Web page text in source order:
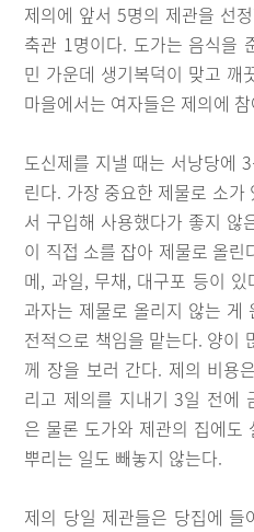
제의에 앞서 5명의 제관을 선
축관 1명이다. 도가는 음식을
민 가운데 생기복덕이 맞고 깨
마을에서는 여자들은 제의에
도신제를 지낼 때는 서낭당에
린다. 가장 중요한 제물로 소
서 구입해 사용했다가 좋지 않
이 직접 소를 잡아 제물로 올
메, 과일, 무채, 대구포 등이
과자는 제물로 올리지 않는 게
전적으로 책임을 맡는다. 양이
께 장을 보러 간다. 제의 비용
리고 제의를 지내기 3일 전에
은 물론 도가와 제관의 집에도
뿌리는 일도 빼놓지 않는다.
제의 당일 제관들은 당집에